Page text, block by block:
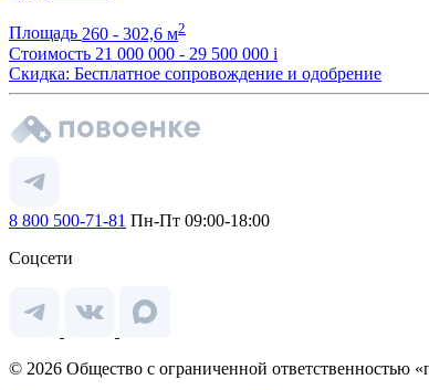
Площадь 260 - 302,6 м2
Стоимость 21 000 000 - 29 500 000 i
Скидка: Бесплатное сопровождение и одобрение
8 800 500-71-81 Пн-Пт 09:00-18:00
Соцсети
© 2026 Общество с ограниченной